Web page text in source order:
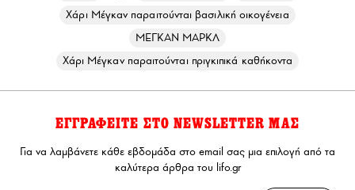
Χάρι Μέγκαν παραιτούνται βασιλική οικογένεια
ΜΕΓΚΑΝ ΜΑΡΚΛ
Χάρι Μέγκαν παραιτούνται πριγκιπικά καθήκοντα
ΕΓΓΡΑΦΕΙΤΕ ΣΤΟ NEWSLETTER ΜΑΣ
Για να λαμβάνετε κάθε εβδομάδα στο email σας μια επιλογή από τα
καλύτερα άρθρα του lifo.gr